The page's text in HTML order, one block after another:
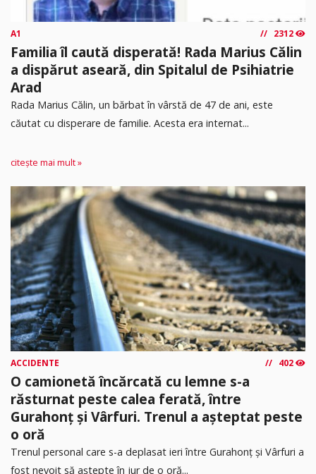
A1 2312
Familia îl caută disperată! Rada Marius Călin
a dispărut aseară, din Spitalul de Psihiatrie
Arad
Rada Marius Călin, un bărbat în vârstă de 47 de ani, este
căutat cu disperare de familie. Acesta era internat...
citește mai mult »
ACCIDENTE 402
O camionetă încărcată cu lemne s-a
răsturnat peste calea ferată, între
Gurahonț și Vârfuri. Trenul a așteptat peste
o oră
Trenul personal care s-a deplasat ieri între Gurahonț și Vârfuri a
fost nevoit să aștepte în jur de o oră...